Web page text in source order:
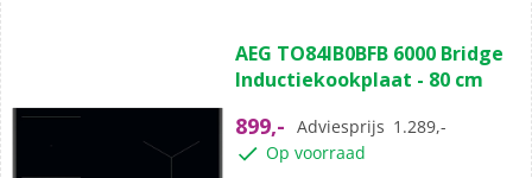
van
de
sterren.
1
AEG TO84IB0BFB 6000 Bridge
Inductiekookplaat - 80 cm
899,- Adviesprijs 1.289,-
Op voorraad